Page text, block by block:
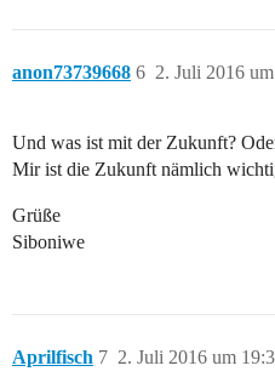
anon73739668 2. Juli 2016
6
Und was ist mit der Zukunft?
Mir ist die Zukunft nämlich
Grüße
Siboniwe
Aprilfisch 2. Juli 2016 um
7